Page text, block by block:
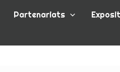
Partenariats